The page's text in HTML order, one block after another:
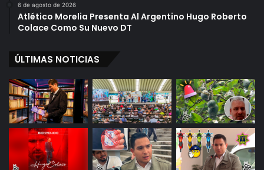
6 de agosto de 2026
Atlético Morelia Presenta Al Argentino Hugo Roberto
Colace Como Su Nuevo DT
ÚLTIMAS NOTICIAS